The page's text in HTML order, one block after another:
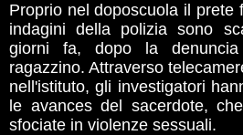
Proprio nel doposcuola il prete
indagini della polizia sono
giorni fa, dopo la
ragazzino. Attraverso
nell'istituto, gli investigatori
le avances del sacerdote,
sfociate in violenze sessuali.